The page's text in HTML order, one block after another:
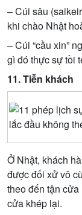
– Cúi sâu
khi chào Nhật
– Cúi “cầu xin”
gì đó thực sự tồi
11. Tiễn khách
Ở Nhật, khách
được đối xử vô
theo đến tận
cửa khép lại.